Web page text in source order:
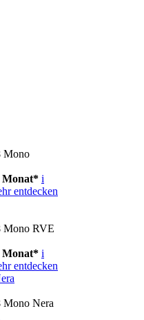
Mono
Monat* i
entdecken
Mono RVE
Monat* i
entdecken
Mono Nera